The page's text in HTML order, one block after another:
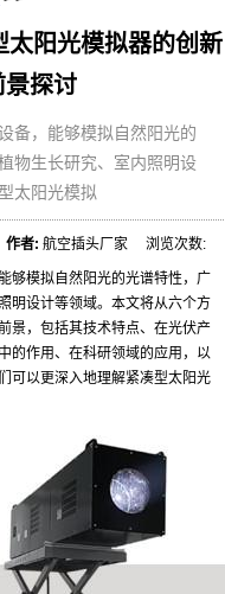
太阳光模拟器的创新
景探讨
备，能够模拟自然阳光的
物生长研究、室内照明设
太阳光模拟
作者: 航空插头厂家 浏览次数:
够模拟自然阳光的光谱特性，广
明设计等领域。本文将从六个方
景，包括其技术特点、在光伏产
的作用、在科研领域的应用，以
可以更深入地理解紧凑型太阳光